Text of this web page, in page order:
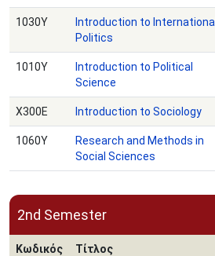
1030Υ
Introduction to International
Politics
1010Υ
Introduction to Political
Science
Χ300Ε Introduction to Sociology
1060Υ
Research and Methods in
Social Sciences
2nd Semester
Κωδικός Τίτλος